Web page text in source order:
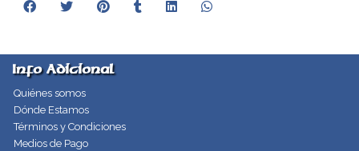
Info Adicional
Quiénes somos
Dónde Estamos
Términos y Condiciones
Medios de Pago